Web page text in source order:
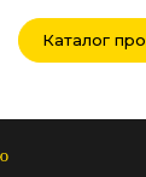
Каталог